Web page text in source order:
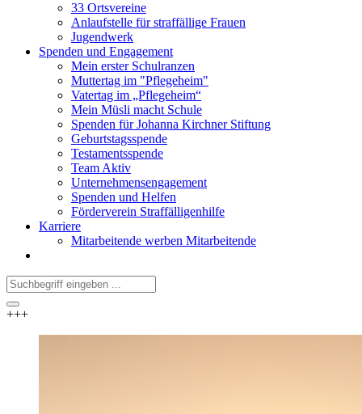
33 Ortsvereine
Anlaufstelle für straffällige Frauen
Jugendwerk
Spenden und Engagement
Mein erster Schulranzen
Muttertag im "Pflegeheim"
Vatertag im „Pflegeheim“
Mein Müsli macht Schule
Spenden für Johanna Kirchner Stiftung
Geburtstagsspende
Testamentsspende
Team Aktiv
Unternehmensengagement
Spenden und Helfen
Förderverein Straffälligenhilfe
Karriere
Mitarbeitende werben Mitarbeitende
+++